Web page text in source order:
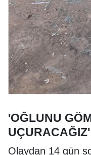
'OĞLUNU
UÇURACAĞIZ'
Olaydan 14 gün